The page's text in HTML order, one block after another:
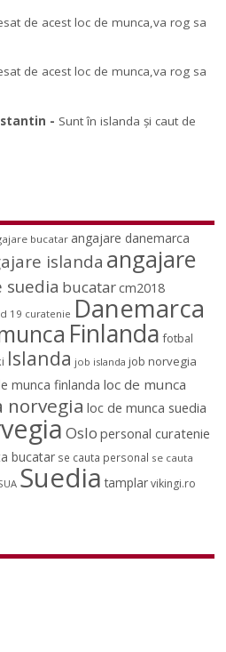
de acest loc de munca,va rog sa
de acest loc de munca,va rog sa
- Sunt în islanda și caut de
bucatar angajare danemarca
islanda angajare
suedia bucatarcm2018
19 curatenie Danemarca
Finlanda fotbal
Islanda job islanda job norvegia
munca finlanda loc de munca
norvegia loc de munca suedia
Oslo personal curatenie
bucatar se cauta personal se cauta
Suedia tamplar vikingi.ro